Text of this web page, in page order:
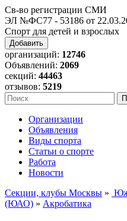
Св-во регистрации СМИ
ЭЛ №ФС77 - 53186 от
Спорт для детей и взрослых
Добавить
организаций: 12746
Объявлений: 2069
секций: 44463
отзывов: 5219
Организации
Объявления
Виды спорта
Статьи о спорте
Работа
Новости
Секции, клубы Москвы »
(ЮАО) » Акробатика